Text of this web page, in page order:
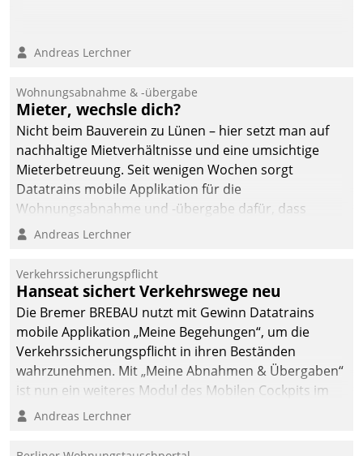
Andreas Lerchner
Wohnungsabnahme & -übergabe
Mieter, wechsle dich?
Nicht beim Bauverein zu Lünen – hier setzt man auf
nachhaltige Mietverhältnisse und eine umsichtige
Mieterbetreuung. Seit wenigen Wochen sorgt
Datatrains mobile Applikation für die
Wohnungsabnahme und -übergabe dafür, dass
Mieter wohlgeordnet kommen und, so es sein muss,
Andreas Lerchner
Verkehrssicherungspflicht
Hanseat sichert Verkehrswege neu
Die Bremer BREBAU nutzt mit Gewinn Datatrains
mobile Applikation „Meine Begehungen“, um die
Verkehrssicherungspflicht in ihren Beständen
wahrzunehmen. Mit „Meine Abnahmen & Übergaben“
ist nun ein weiteres Modul des Mobilen Cockpits im
Einsatz.
Andreas Lerchner